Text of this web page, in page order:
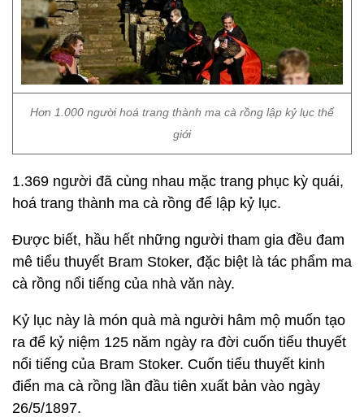
Hơn 1.000 người hoá trang thành ma cà rồng lập kỷ lục thế
giới
1.369 người đã cùng nhau mặc trang phục kỳ quái,
hoá trang thành ma cà rồng để lập kỷ lục.
Được biết, hầu hết những người tham gia đều đam
mê tiểu thuyết Bram Stoker, đặc biệt là tác phẩm ma
cà rồng nổi tiếng của nhà văn này.
Kỷ lục này là món quà mà người hâm mộ muốn tạo
ra để kỷ niệm 125 năm ngày ra đời cuốn tiểu thuyết
nổi tiếng của Bram Stoker. Cuốn tiểu thuyết kinh
điển ma cà rồng lần đầu tiên xuất bản vào ngày
26/5/1897.